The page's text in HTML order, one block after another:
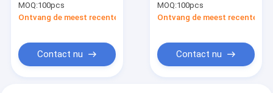
staal dubbele schaal
wasbak
MOQ:100pcs
Ontvang de meest recente Prijs
Contact nu
staal dubbele schaal
wasbak
MOQ:100pcs
Ontvang de meest recente
Contact nu